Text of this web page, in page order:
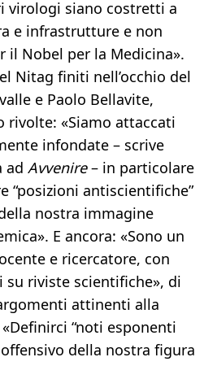
virologi siano costretti a
e infrastrutture e non
il Nobel per la Medicina».
Nitag finiti nell’occhio del
e Paolo Bellavite,
rivolte: «Siamo attaccati
infondate – scrive
ad Avvenire– in particolare
“posizioni antiscientifiche”
nostra immagine
E ancora: «Sono un
e ricercatore, con
su riviste scientifiche», di
attinenti alla
“noti esponenti
della nostra figura